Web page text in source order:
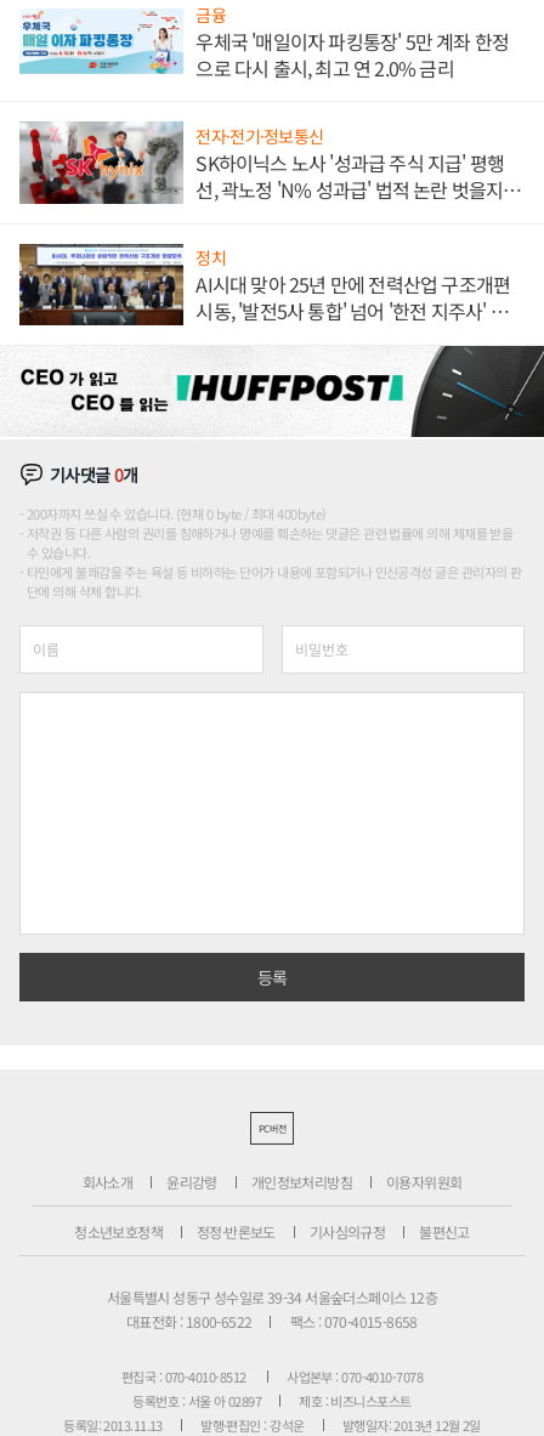
금융
우체국 '매일이자 파킹통장' 5만 계좌 한정
으로 다시 출시, 최고 연 2.0% 금리
전자·전기·정보통신
SK하이닉스 노사 '성과급 주식 지급' 평행
선, 곽노정 'N% 성과급' 법적 논란 벗을지 주
정치
AI시대 맞아 25년 만에 전력산업 구조개편
시동, '발전5사 통합' 넘어 '한전 지주사' 재편
기사댓글0개
200자까지 쓰실 수 있습니다. (현재 0 byte / 최대 400byte)
저작권 등 다른 사람의 권리를 침해하거나 명예를 훼손하는 댓글은 관련 법률에 의해 제재를 받을
수 있습니다.
타인에게 불쾌감을 주는 욕설 등 비하하는 단어가 내용에 포함되거나 인신공격성 글은 관리자의 판
단에 의해 삭제 합니다.
PC버전
회사소개 윤리강령 개인정보처리방침 이용자위원회
청소년보호정책 정정·반론보도 기사심의규정 불편신고
서울특별시 성동구 성수일로 39-34 서울숲더스페이스 12층
대표전화 : 1800-6522
팩스 : 070-4015-8658
편집국 : 070-4010-8512
사업본부 : 070-4010-7078
등록번호 : 서울 아 02897
제호 : 비즈니스포스트
등록일: 2013.11.13
발행·편집인 : 강석운 발행일자: 2013년 12월 2일